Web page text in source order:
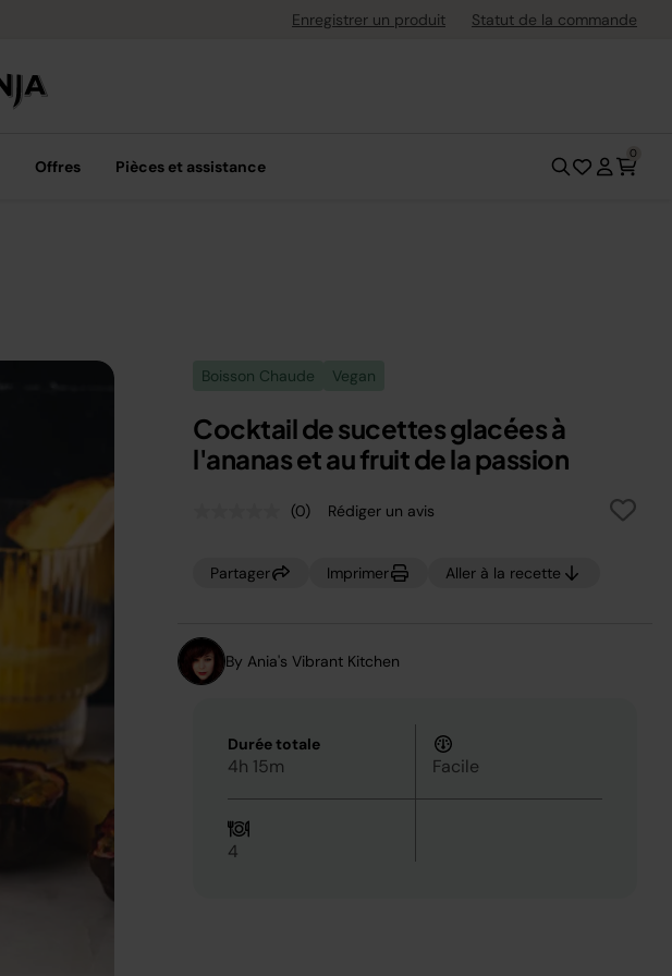
Livraison gratuite dès 40 € d'achatEnregistrer un produit Statut de la commande
Offres Pièces et assistance
0
Boisson Chaude Vegan
Cocktail de sucettes glacées à
l'ananas et au fruit de la passion
Aucune
notation.
page.
(0) Rédiger un avis
Partager Imprimer Aller à la recette
By Ania's Vibrant Kitchen
Durée totale
4h 15m Facile
4